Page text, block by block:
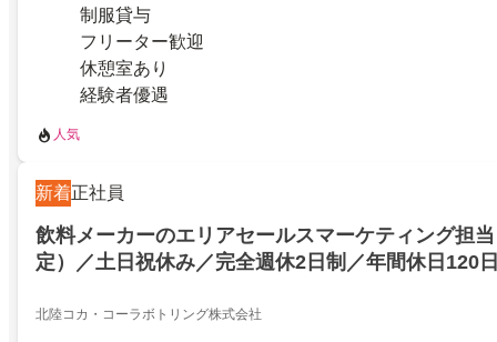
制服貸与
フリーター歓迎
休憩室あり
経験者優遇
人気
新着正社員
飲料メーカーのエリアセールスマーケティング担
定）／土日祝休み／完全週休2日制／年間休日120
祝休み／完全週休2日制／年間休日120日以上／飲
北陸コカ・コーラボトリング株式会社